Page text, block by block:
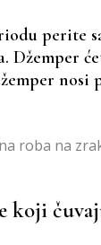
perite
Džemper
nosi
koji